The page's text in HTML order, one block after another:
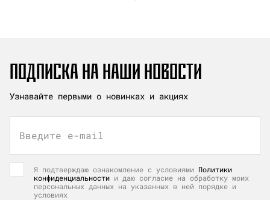
ПОДПИСКА НА НАШИ НОВОСТИ
Узнавайте первыми о новинках и акциях
Введите e-mail
Я подтверждаю ознакомление с условиями Политики
конфиденциальности и даю согласие на обработку моих
персональных данных на указанных в ней порядке и
условиях